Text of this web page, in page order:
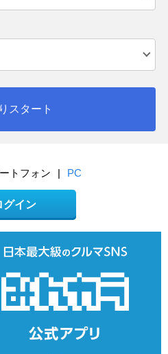
スタート
トフォン | PC
グイン